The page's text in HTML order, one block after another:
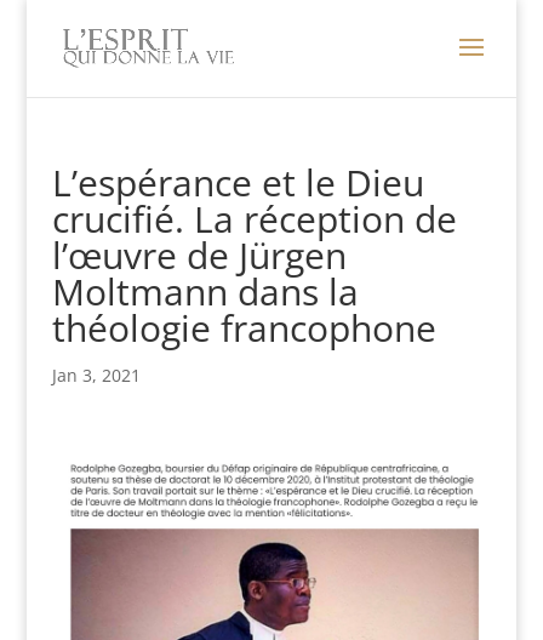
L’espérance et le Dieu
crucifié. La réception de
l’œuvre de Jürgen
Moltmann dans la
théologie francophone
Jan 3, 2021